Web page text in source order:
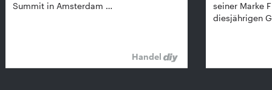
Summit in Amsterdam …
Handel
seiner Marke
diesjährigen